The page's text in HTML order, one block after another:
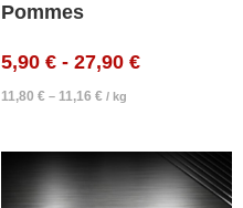
Pommes
5,90 € - 27,90 €
11,80 € – 11,16 € / kg